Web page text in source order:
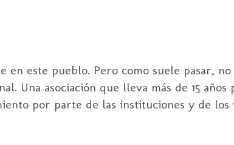
este pueblo. Pero como suele pasar, no
Una asociación que lleva más de 15 años
por parte de las instituciones y de los